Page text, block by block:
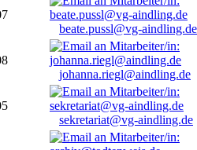
beate.pussl@vg-aindling.de
johanna.riegl@aindling.de
sekretariat@vg-aindling.de